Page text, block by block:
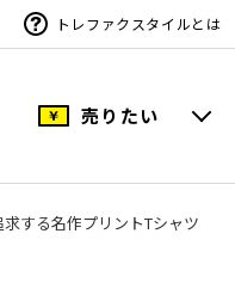
トレファクスタイルとは
売りたい
求する名作プリントTシャツ